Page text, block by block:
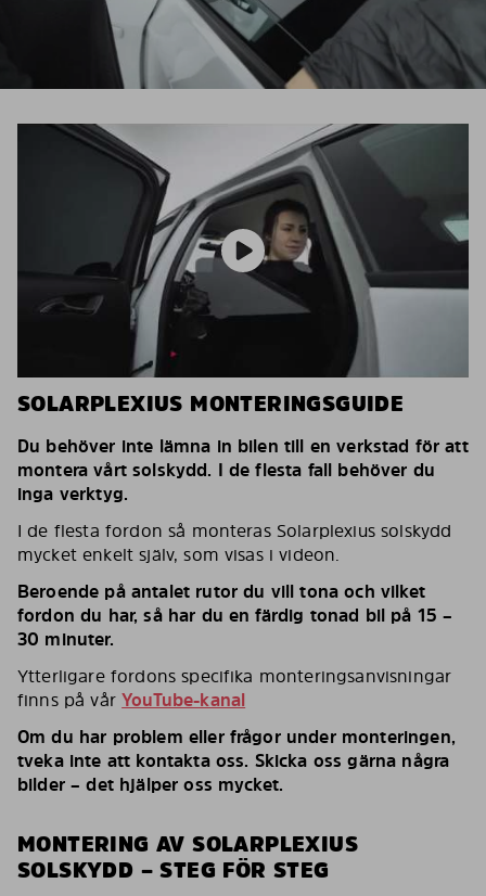
SOLARPLEXIUS MONTERINGSGUIDE
Du behöver inte lämna in bilen till en verkstad för att
montera vårt solskydd. I de flesta fall behöver du
inga verktyg.
I de flesta fordon så monteras Solarplexius solskydd
mycket enkelt själv, som visas i videon.
Beroende på antalet rutor du vill tona och vilket
fordon du har, så har du en färdig tonad bil på 15 –
30 minuter.
Ytterligare fordons specifika monteringsanvisningar
finns på vårYouTube-kanal
Om du har problem eller frågor under monteringen,
tveka inte att kontakta oss. Skicka oss gärna några
bilder – det hjälper oss mycket.
MONTERING AV SOLARPLEXIUS
SOLSKYDD – STEG FÖR STEG